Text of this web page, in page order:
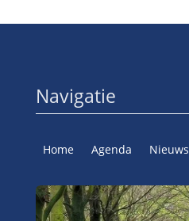
Navigatie
Home Agenda Nieuws